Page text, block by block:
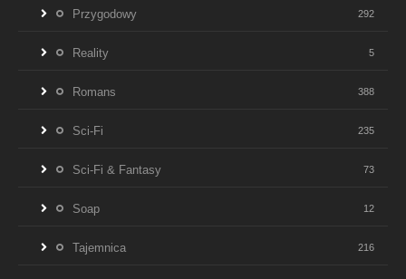
Przygodowy 292
Reality 5
Romans 388
Sci-Fi 235
Sci-Fi & Fantasy 73
Soap 12
Tajemnica 216